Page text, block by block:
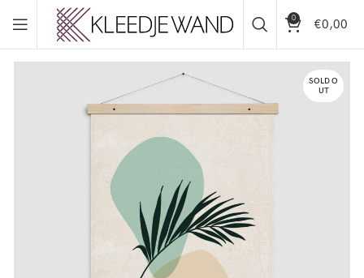
0 €0,00
SOLD O
UT